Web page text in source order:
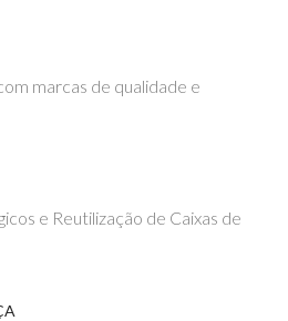
marcas de qualidade e
e Reutilização de Caixas de